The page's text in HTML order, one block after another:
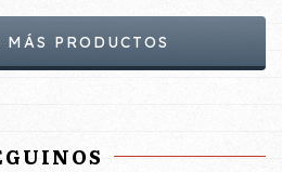
MÁS PRODUCTOS